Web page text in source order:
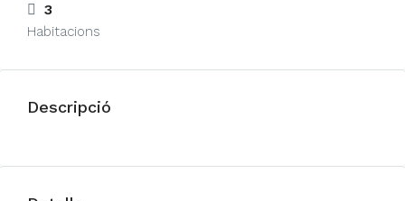
3
Habitacions
Descripció